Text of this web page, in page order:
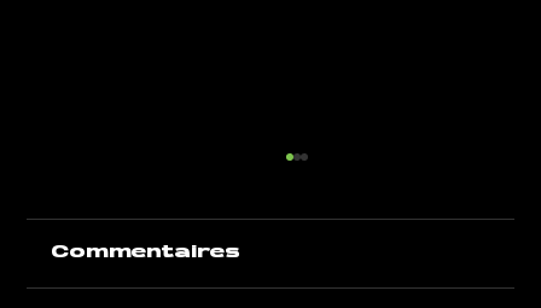
Commentaires